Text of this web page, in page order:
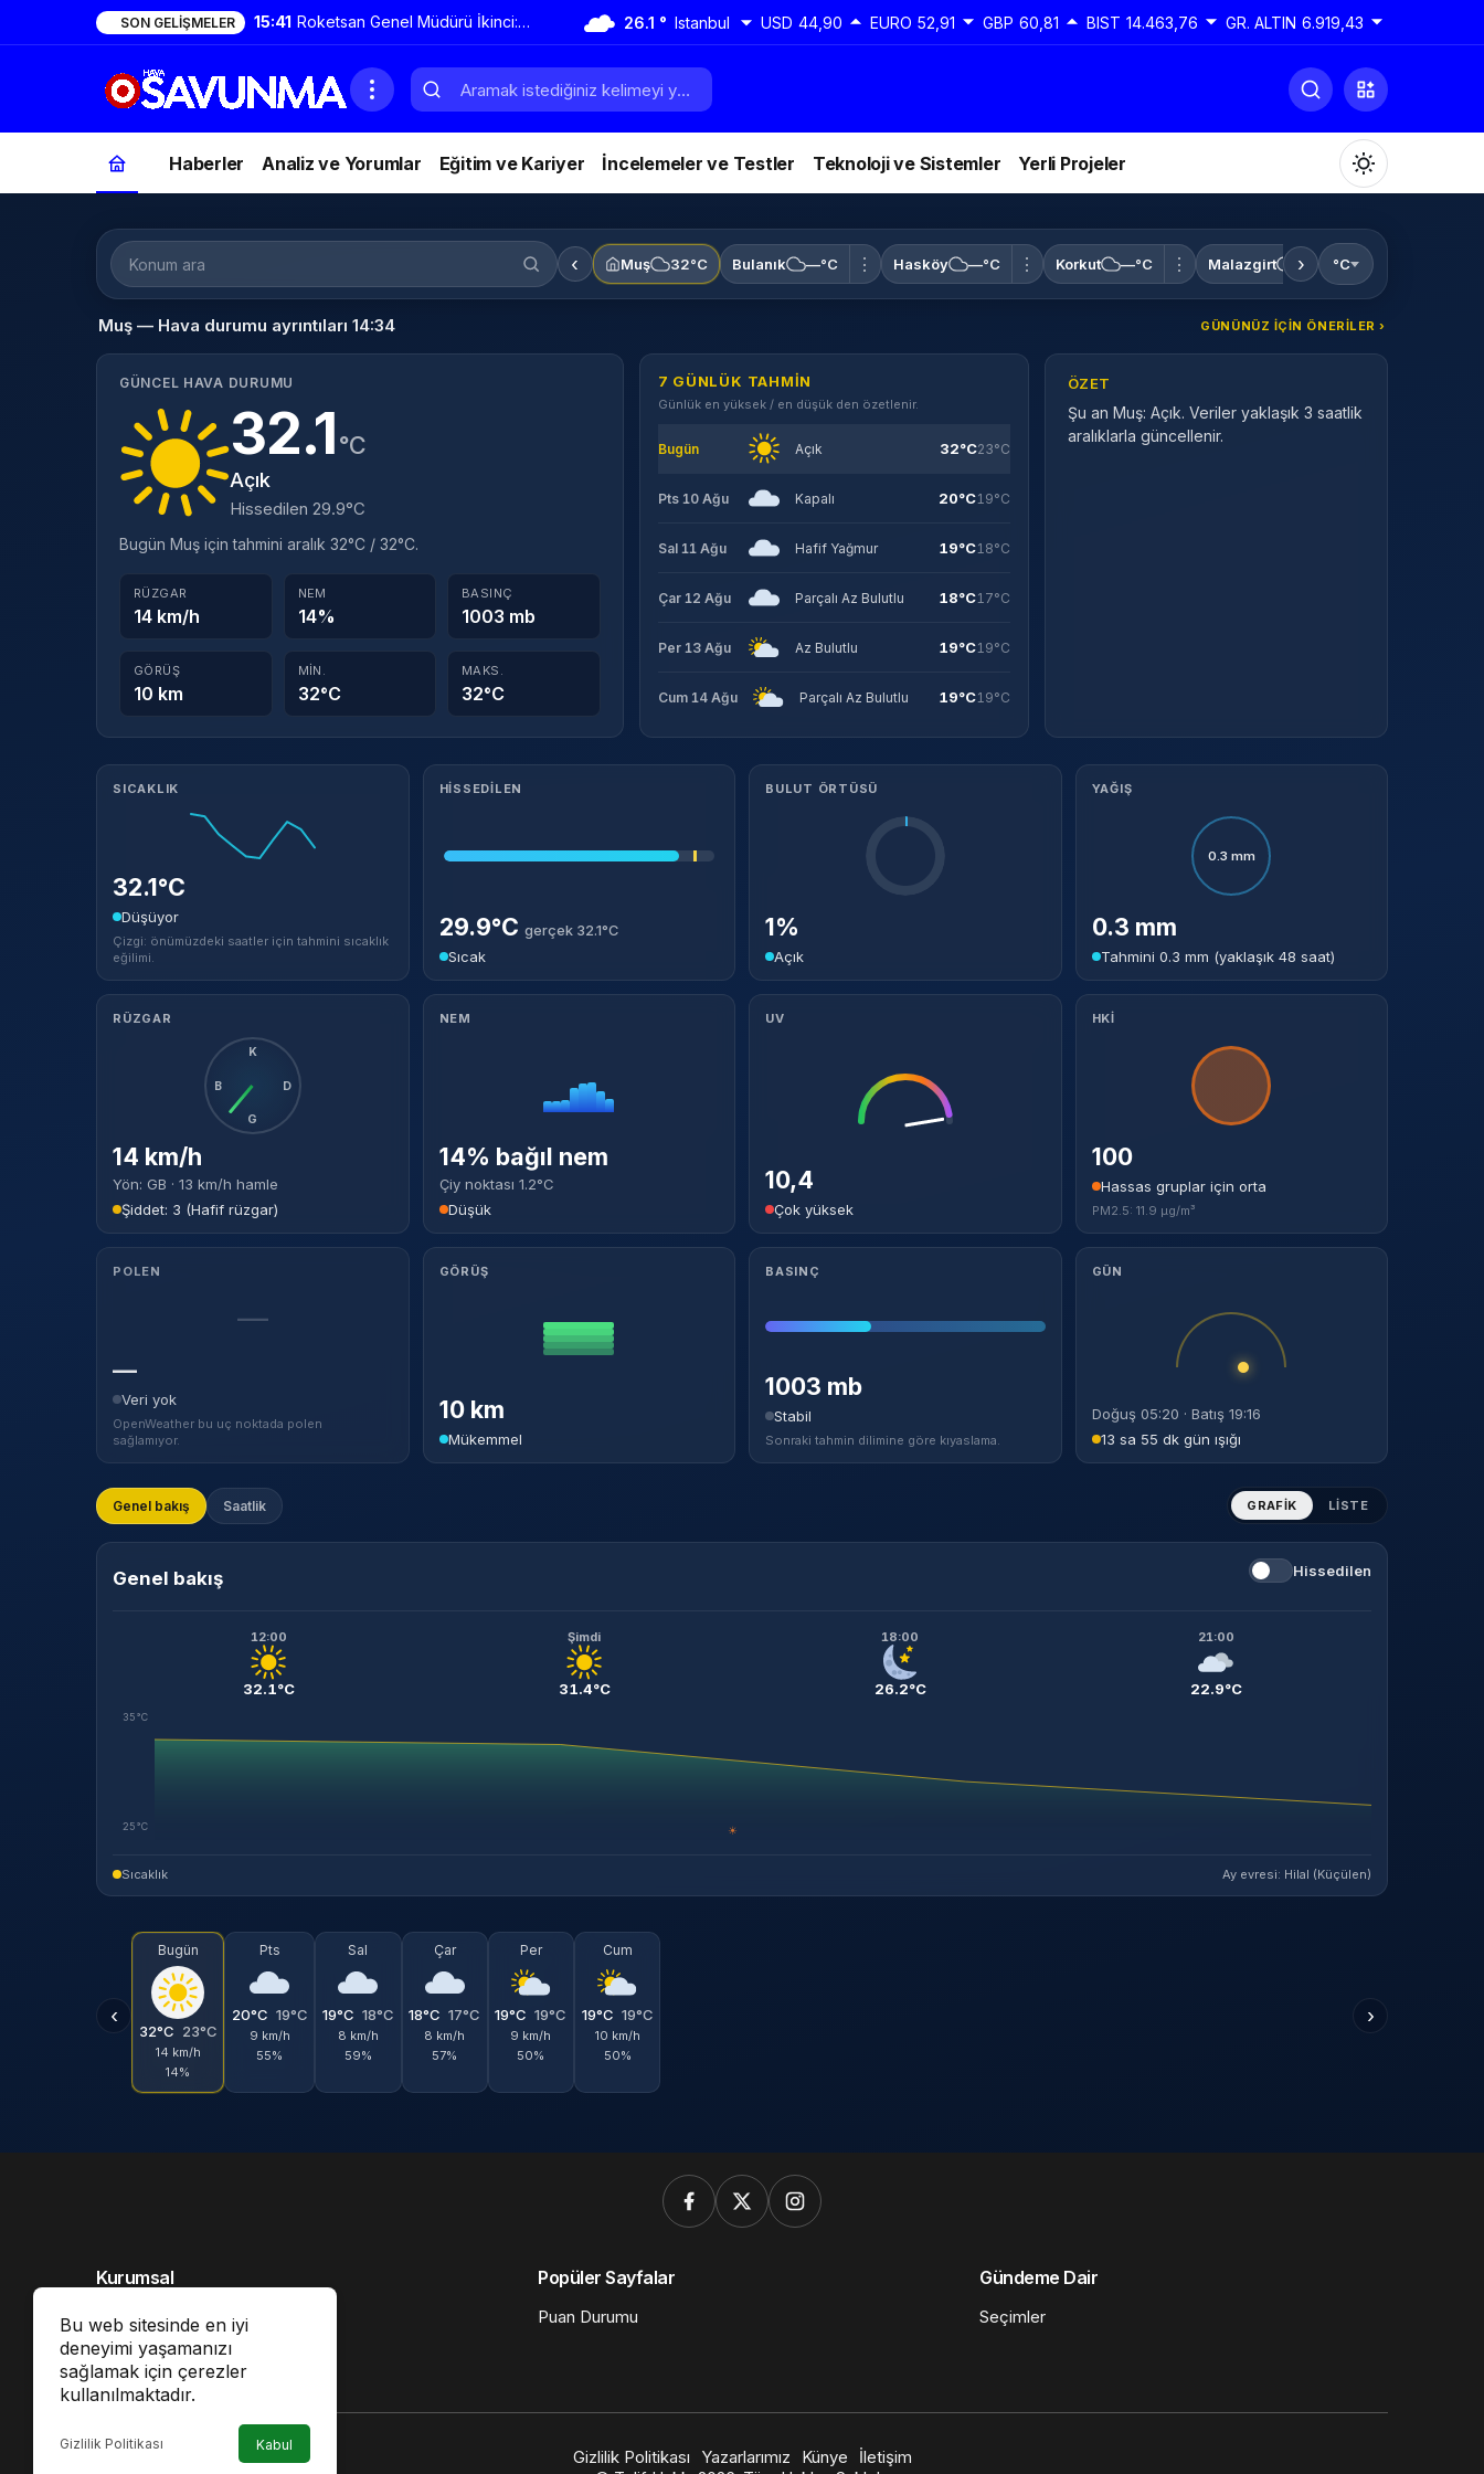
SON GELIŞMELER 15:41 Roketsan Genel Müdürü İkinci:
TAYFUN geniş bir aile ve daha
da genişleyecek
26.1 ° Istanbul USD 44,90 EURO 52,91 GBP 60,81 BIST 14.463,76 GR. ALTIN 6.919,43
Haberler Analiz ve Yorumlar Eğitim ve Kariyer İncelemeler ve Testler Teknoloji ve Sistemler Yerli Projeler
Gündüz Modu
Gündüz modunu seçin.
Gece Modu
Gece modunu seçin.
‹ Muş 32°C Bulanık —°C ⋮ Hasköy —°C ⋮ Korkut —°C ⋮ Malazgirt —°C ⋮
› °C
Muş — Hava durumu ayrıntıları 14:34 GÜNÜNÜZ IÇIN ÖNERILER ›
GÜNCEL HAVA DURUMU
32.1°C
Açık
Hissedilen 29.9°C
Bugün Muş için tahmini aralık 32°C / 32°C.
RÜZGAR
14 km/h
NEM
14%
BASINÇ
1003 mb
GÖRÜŞ
10 km
MIN.
32°C
MAKS.
32°C
7 GÜNLÜK TAHMIN
Günlük en yüksek / en düşük den özetlenir.
Bugün Açık 32°C23°C
Pts 10 Ağu Kapalı 20°C19°C
Sal 11 Ağu Hafif Yağmur 19°C18°C
Çar 12 Ağu Parçalı Az Bulutlu 18°C17°C
Per 13 Ağu Az Bulutlu 19°C19°C
Cum 14 Ağu Parçalı Az Bulutlu 19°C19°C
ÖZET
Şu an Muş: Açık. Veriler yaklaşık 3 saatlik
aralıklarla güncellenir.
Meteorolojik ayrıntılar
SICAKLIK
32.1°C
Düşüyor
Çizgi: önümüzdeki saatler için tahmini sıcaklık
eğilimi.
HISSEDILEN
29.9°C gerçek 32.1°C
Sıcak
BULUT ÖRTÜSÜ
1%
Açık
YAĞIŞ
0.3 mm
0.3 mm
Tahmini 0.3 mm (yaklaşık 48 saat)
RÜZGAR
K
D
G
B
14 km/h
Yön: GB · 13 km/h hamle
Şiddet: 3 (Hafif rüzgar)
NEM
14% bağıl nem
Çiy noktası 1.2°C
Düşük
UV
10,4
Çok yüksek
HKİ
100
Hassas gruplar için orta
PM2.5: 11.9 µg/m³
POLEN
—
—
Veri yok
OpenWeather bu uç noktada polen
sağlamıyor.
GÖRÜŞ
10 km
Mükemmel
BASINÇ
1003 mb
Stabil
Sonraki tahmin dilimine göre kıyaslama.
GÜN
Doğuş 05:20 · Batış 19:16
13 sa 55 dk gün ışığı
Genel bakış Saatlik GRAFIK LISTE
Genel bakış Hissedilen
12:00
32.1°C
Şimdi
31.4°C
18:00
26.2°C
21:00
22.9°C
35°C
25°C ☀
Sıcaklık Ay evresi: Hilal (Küçülen)
‹
Bugün
32°C 23°C
14 km/h
14%
Pts
20°C 19°C
9 km/h
55%
Sal
19°C 18°C
8 km/h
59%
Çar
18°C 17°C
8 km/h
57%
Per
19°C 19°C
9 km/h
50%
Cum
19°C 19°C
10 km/h
50%
›
Bu web sitesinde en iyi
deneyimi yaşamanızı
sağlamak için çerezler
kullanılmaktadır.
Gizlilik Politikası Kabul
Kurumsal
Hakkımızda
İletişim
Künye
Popüler Sayfalar
Puan Durumu
Gündeme Dair
Seçimler
Gizlilik Politikası Yazarlarımız Künye
İletişim